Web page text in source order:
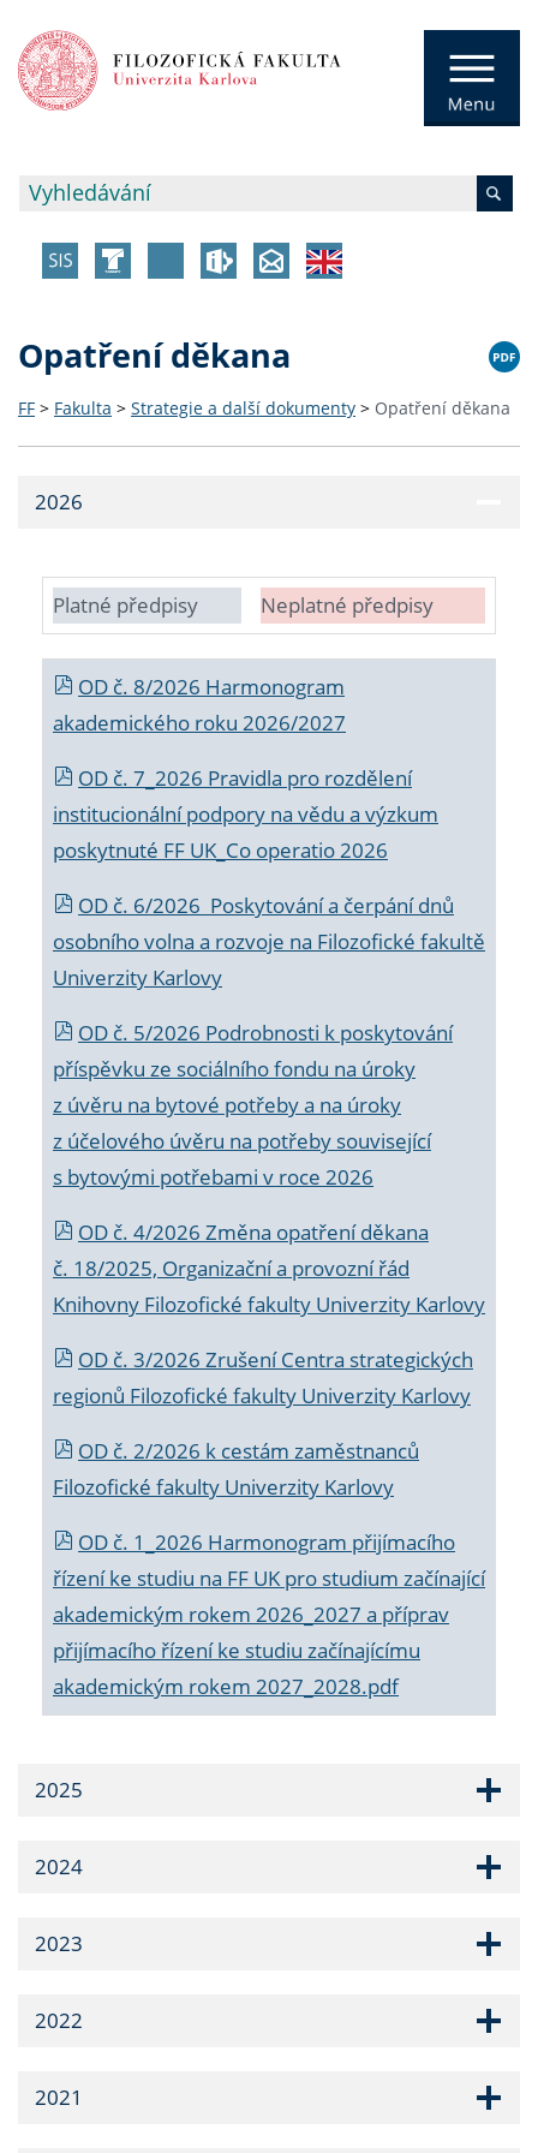
Opatření děkana
FF > Fakulta > Strategie a další dokumenty > Opatření děkana
2026
Platné předpisy Neplatné předpisy
OD č. 8/2026 Harmonogram
akademického roku 2026/2027
OD č. 7_2026 Pravidla pro rozdělení
institucionální podpory na vědu a výzkum
poskytnuté FF UK_Co operatio 2026
OD č. 6/2026 Poskytování a čerpání dnů
osobního volna a rozvoje na Filozofické fakultě
Univerzity Karlovy
OD č. 5/2026 Podrobnosti k poskytování
příspěvku ze sociálního fondu na úroky
z úvěru na bytové potřeby a na úroky
z účelového úvěru na potřeby související
s bytovými potřebami v roce 2026
OD č. 4/2026 Změna opatření děkana
č. 18/2025, Organizační a provozní řád
Knihovny Filozofické fakulty Univerzity Karlovy
OD č. 3/2026 Zrušení Centra strategických
regionů Filozofické fakulty Univerzity Karlovy
OD č. 2/2026 k cestám zaměstnanců
Filozofické fakulty Univerzity Karlovy
OD č. 1_2026 Harmonogram přijímacího
řízení ke studiu na FF UK pro studium začínající
akademickým rokem 2026_2027 a příprav
přijímacího řízení ke studiu začínajícímu
akademickým rokem 2027_2028.pdf
2025
2024
2023
2022
2021